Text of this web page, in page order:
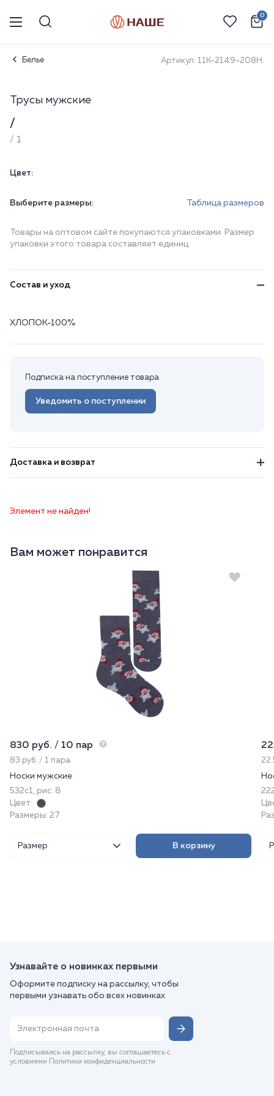
0
Белье Артикул: 11К-2149-208Н.
Трусы мужские
/
/ 1
Цвет:
Выберите размеры: Таблица размеров
Товары на оптовом сайте покупаются упаковками. Размер
упаковки этого товара составляет единиц
Состав и уход
ХЛОПОК-100%
Подписка на поступление товара
Уведомить о поступлении
Доставка и возврат
Элемент не найден!
Вам может понравится
830 руб. / 10 пар
83 руб. / 1 пара
Носки мужские
532с1, рис. 8
Цвет:
Размеры: 27
Размер В корзину
Узнавайте о новинках первыми
Оформите подписку на рассылку, чтобы
первыми узнавать обо всех новинках
Подписываясь на рассылку, вы соглашаетесь с
условиями Политики конфиденциальности